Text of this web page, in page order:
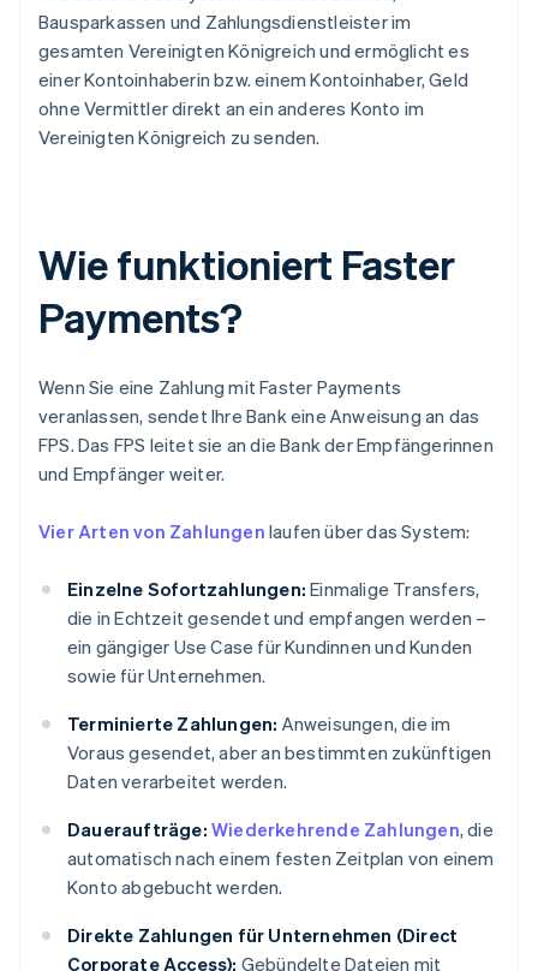
Bausparkassen und Zahlungsdienstleister im
gesamten Vereinigten Königreich und ermöglicht es
einer Kontoinhaberin bzw. einem Kontoinhaber, Geld
ohne Vermittler direkt an ein anderes Konto im
Vereinigten Königreich zu senden.
Wie funktioniert Faster
Payments?
Wenn Sie eine Zahlung mit Faster Payments
veranlassen, sendet Ihre Bank eine Anweisung an das
FPS. Das FPS leitet sie an die Bank der Empfängerinnen
und Empfänger weiter.
Vier Arten von Zahlungen laufen über das System:
Einzelne Sofortzahlungen: Einmalige Transfers,
die in Echtzeit gesendet und empfangen werden –
ein gängiger Use Case für Kundinnen und Kunden
sowie für Unternehmen.
Terminierte Zahlungen: Anweisungen, die im
Voraus gesendet, aber an bestimmten zukünftigen
Daten verarbeitet werden.
Daueraufträge: Wiederkehrende Zahlungen, die
automatisch nach einem festen Zeitplan von einem
Konto abgebucht werden.
Direkte Zahlungen für Unternehmen (Direct
Corporate Access): Gebündelte Dateien mit